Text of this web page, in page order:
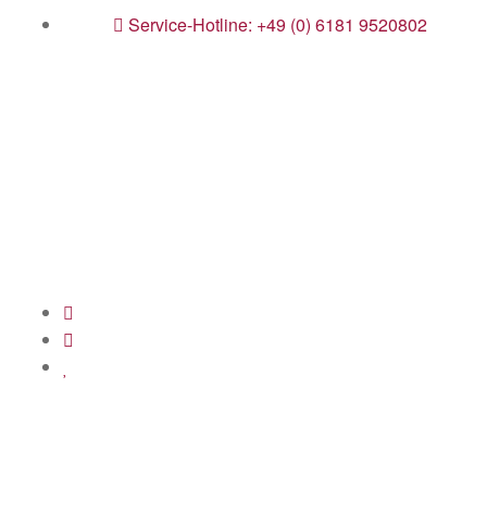
Service-Hotline: +49 (0) 6181 9520802